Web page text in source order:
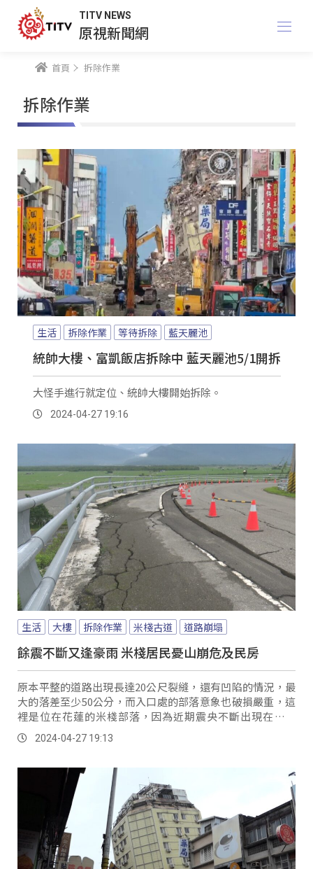
TITV NEWS
原視新聞網
首頁 拆除作業
拆除作業
生活 拆除作業 等待拆除 藍天麗池
統帥大樓、富凱飯店拆除中 藍天麗池5/1開拆
大怪手進行就定位、統帥大樓開始拆除。
2024-04-27 19:16
生活 大樓 拆除作業 米棧古道 道路崩塌
餘震不斷又逢豪雨 米棧居民憂山崩危及民房
原本平整的道路出現長達20公尺裂縫，還有凹陷的情況，最
大的落差至少50公分，而入口處的部落意象也破損嚴重，這
裡是位在花蓮的米棧部落，因為近期震央不斷出現在壽豐
鄉，導致部落出現房屋龜裂以及馬路地基位移的狀況。
2024-04-27 19:13